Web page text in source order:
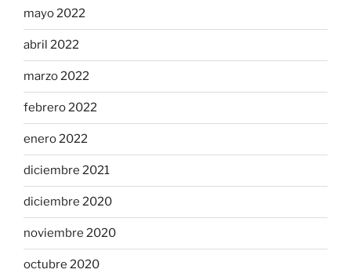
mayo 2022
abril 2022
marzo 2022
febrero 2022
enero 2022
diciembre 2021
diciembre 2020
noviembre 2020
octubre 2020